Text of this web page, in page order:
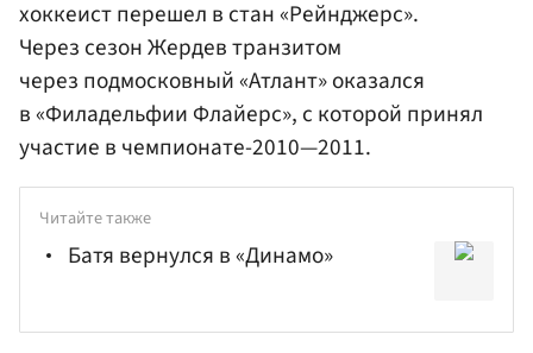
хоккеист перешел в стан «Рейнджерс».
Через сезон Жердев транзитом
через подмосковный «Атлант» оказался
в «Филадельфии Флайерс», с которой принял
участие в чемпионате-2010—2011.
Читайте также
Батя вернулся в «Динамо»